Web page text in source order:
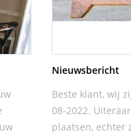
Nieuwsbericht
Beste klant, wij
08-2022.
plaatsen, echter